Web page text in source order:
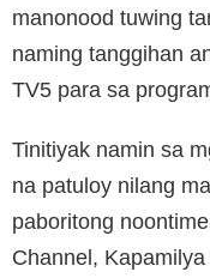
manonood tuwing
naming tanggihan
TV5 para sa
Tinitiyak namin sa
na patuloy nilang
paboritong
Channel,